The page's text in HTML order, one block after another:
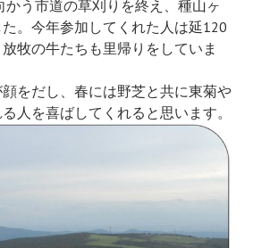
う市道の草刈りを終え、種山ヶ
。今年参加してくれた人は延120
牧の牛たちも里帰りをしていま
をだし、春には野芝と共に東菊や
人を喜ばしてくれると思います。